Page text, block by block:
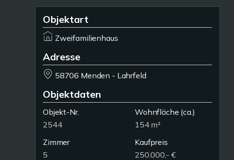
Objektart
Zweifamilienhaus
Adresse
58706 Menden - Lahrfeld
Objektdaten
Objekt-Nr.
2544
Wohnfläche (ca.)
154 m²
Zimmer
5
Kaufpreis
250.000,- €